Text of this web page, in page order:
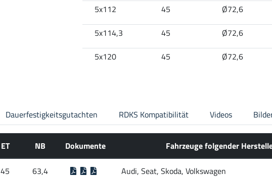
5x112
45
Ø72,6
5x114,3
45
Ø72,6
5x120
45 Ø72,6
Dauerfestigkeitsgutachten RDKS Kompatibilität Videos
ET NB Dokumente Fahrzeuge folgender
45 63,4 Audi, Seat, Skoda, Volkswagen